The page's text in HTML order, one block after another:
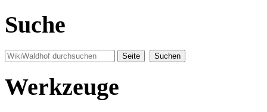
Suche
Werkzeuge